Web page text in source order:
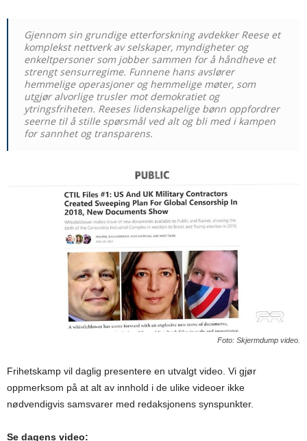
Gjennom sin grundige etterforskning avdekker Reese et
komplekst nettverk av selskaper, myndigheter og
enkeltpersoner som jobber sammen for å håndheve et
strengt sensurregime. Funnene hans avslører
hemmelige operasjoner og hemmelige møter, som
utgjør alvorlige trusler mot demokratiet og
ytringsfriheten. Reeses lidenskapelige bønn oppfordrer
seerne til å stille spørsmål ved alt og bli med i kampen
for sannhet og transparens.
Foto: Skjermdump video.
Frihetskamp vil daglig presentere en utvalgt video. Vi gjør
oppmerksom på at alt av innhold i de ulike videoer ikke
nødvendigvis samsvarer med redaksjonens synspunkter.
Se dagens video: